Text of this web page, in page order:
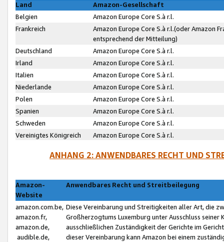
Land
Amazon-Gesellschaft
Belgien
Amazon Europe Core S.à r.l.
Frankreich
Amazon Europe Core S.à r.l.(oder Amazon
entsprechend der Mitteilung)
Deutschland
Amazon Europe Core S.à r.l.
Irland
Amazon Europe Core S.à r.l.
Italien
Amazon Europe Core S.à r.l.
Niederlande
Amazon Europe Core S.à r.l.
Polen
Amazon Europe Core S.à r.l.
Spanien
Amazon Europe Core S.à r.l.
Schweden
Amazon Europe Core S.à r.l.
Vereinigtes Königreich
Amazon Europe Core S.à r.l.
ANHANG 2: ANWENDBARES RECHT UND
Amazon-
Website
Anwendbares Recht und Streitbeilegung
amazon.com.be,
amazon.fr,
amazon.de,
audible.de,
Diese Vereinbarung und Streitigkeiten aller Art, die
Großherzogtums Luxemburg unter Ausschluss
ausschließlichen Zuständigkeit der Gerichte im
dieser Vereinbarung kann Amazon bei einem